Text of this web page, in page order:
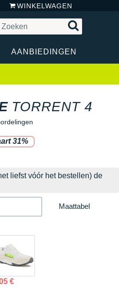
WINKELWAGEN
AANBIEDINGEN
TORRENT 4
31%
liefst vóór het bestellen) de
Maattabel
€